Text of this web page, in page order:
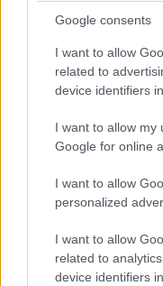
Google consents
I want to allow
related to
device identifiers
I want to allow my
Google for online
I want to allow
personalized
I want to allow
related to
device identifiers